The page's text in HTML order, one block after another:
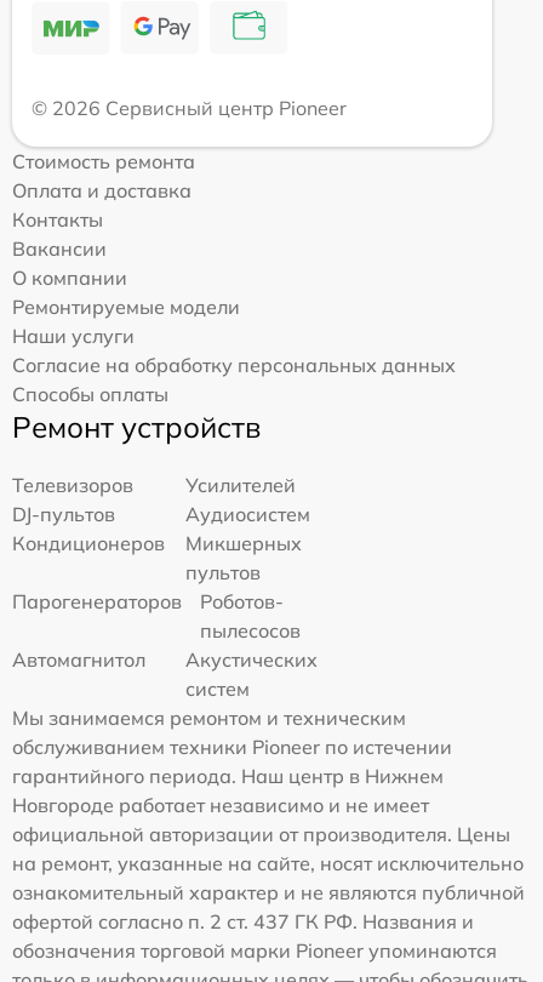
© 2026 Сервисный центр Pioneer
Стоимость ремонта
Оплата и доставка
Контакты
Вакансии
О компании
Ремонтируемые модели
Наши услуги
Согласие на обработку персональных данных
Способы оплаты
Ремонт устройств
Телевизоров
Усилителей
DJ-пультов
Аудиосистем
Кондиционеров
Микшерных
пультов
Парогенераторов
Роботов-
пылесосов
Автомагнитол
Акустических
систем
Мы занимаемся ремонтом и техническим
обслуживанием техники Pioneer по истечении
гарантийного периода. Наш центр в Нижнем
Новгороде работает независимо и не имеет
официальной авторизации от производителя. Цены
на ремонт, указанные на сайте, носят исключительно
ознакомительный характер и не являются публичной
офертой согласно п. 2 ст. 437 ГК РФ. Названия и
обозначения торговой марки Pioneer упоминаются